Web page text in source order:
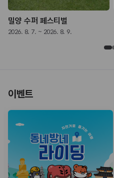
밀양 수퍼 페스티벌
2026. 8. 7. ~ 2026. 8. 9.
이벤트